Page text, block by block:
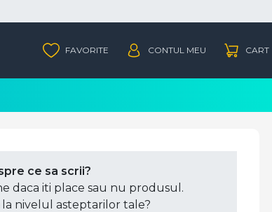
ce sa scrii?
daca iti place sau nu produsul.
la nivelul asteptarilor tale?